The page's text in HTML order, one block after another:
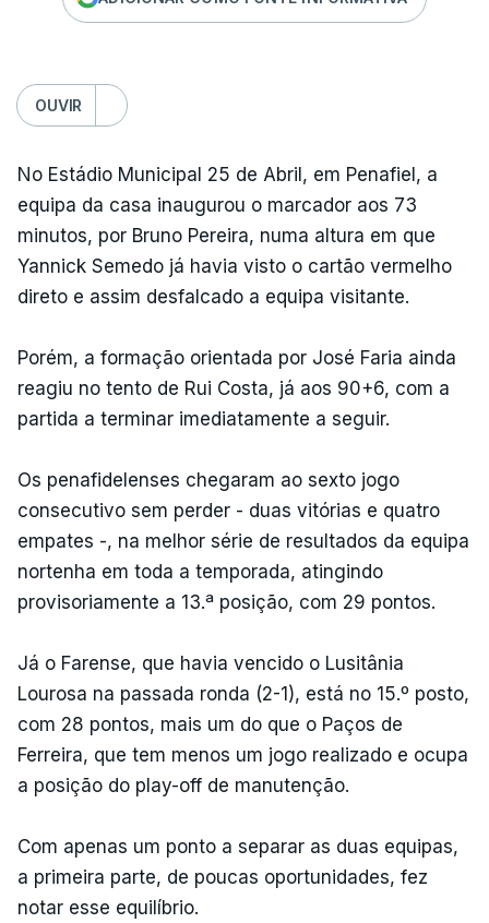
OUVIR
No Estádio Municipal 25 de Abril, em Penafiel, a
equipa da casa inaugurou o marcador aos 73
minutos, por Bruno Pereira, numa altura em que
Yannick Semedo já havia visto o cartão vermelho
direto e assim desfalcado a equipa visitante.
Porém, a formação orientada por José Faria ainda
reagiu no tento de Rui Costa, já aos 90+6, com a
partida a terminar imediatamente a seguir.
Os penafidelenses chegaram ao sexto jogo
consecutivo sem perder - duas vitórias e quatro
empates -, na melhor série de resultados da equipa
nortenha em toda a temporada, atingindo
provisoriamente a 13.ª posição, com 29 pontos.
Já o Farense, que havia vencido o Lusitânia
Lourosa na passada ronda (2-1), está no 15.º posto,
com 28 pontos, mais um do que o Paços de
Ferreira, que tem menos um jogo realizado e ocupa
a posição do play-off de manutenção.
Com apenas um ponto a separar as duas equipas,
a primeira parte, de poucas oportunidades, fez
notar esse equilíbrio.